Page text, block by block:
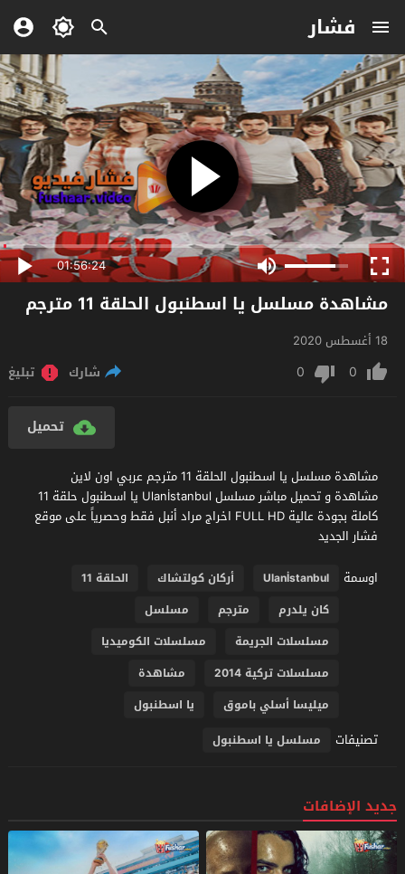
فشار
01:56:24
مشاهدة مسلسل يا اسطنبول الحلقة 11 مترجم
18 أغسطس 2020
0
0 شارك تبليغ
تحميل
مشاهدة مسلسل يا اسطنبول الحلقة 11 مترجم عربي اون لاين
مشاهدة و تحميل مباشر مسلسل Ulanİstanbul يا اسطنبول حلقة 11
كاملة بجودة عالية FULL HD اخراج مراد أنبل فقط وحصرياً على موقع
فشار الجديد
اوسمة
Ulanİstanbul أركان كولتشاك
الحلقة 11
كان يلدرم
مترجم
مسلسل
مسلسلات الجريمة
مسلسلات الكوميديا
مسلسلات تركية 2014
مشاهدة
ميليسا أسلي باموق
يا اسطنبول
تصنيفات مسلسل يا اسطنبول
جديد الإضافات